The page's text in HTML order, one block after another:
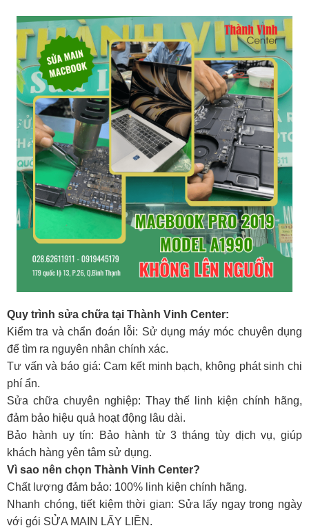
Quy trình sửa chữa tại Thành Vinh Center:
Kiểm tra và chẩn đoán lỗi: Sử dụng máy móc chuyên dụng
để tìm ra nguyên nhân chính xác.
Tư vấn và báo giá: Cam kết minh bạch, không phát sinh chi
phí ẩn.
Sửa chữa chuyên nghiệp: Thay thế linh kiện chính hãng,
đảm bảo hiệu quả hoạt động lâu dài.
Bảo hành uy tín: Bảo hành từ 3 tháng tùy dịch vụ, giúp
khách hàng yên tâm sử dụng.
Vì sao nên chọn Thành Vinh Center?
Chất lượng đảm bảo: 100% linh kiện chính hãng.
Nhanh chóng, tiết kiệm thời gian: Sửa lấy ngay trong ngày
với gói SỬA MAIN LẤY LIỀN.